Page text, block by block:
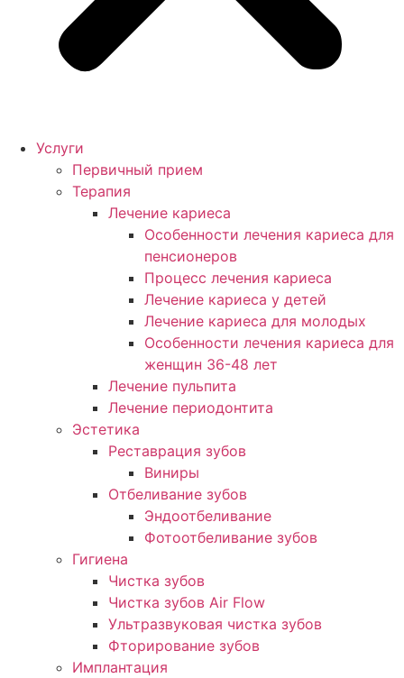
Услуги
Первичный прием
Терапия
Лечение кариеса
Особенности лечения кариеса для
пенсионеров
Процесс лечения кариеса
Лечение кариеса у детей
Лечение кариеса для молодых
Особенности лечения кариеса для
женщин 36-48 лет
Лечение пульпита
Лечение периодонтита
Эстетика
Реставрация зубов
Виниры
Отбеливание зубов
Эндоотбеливание
Фотоотбеливание зубов
Гигиена
Чистка зубов
Чистка зубов Air Flow
Ультразвуковая чистка зубов
Фторирование зубов
Имплантация